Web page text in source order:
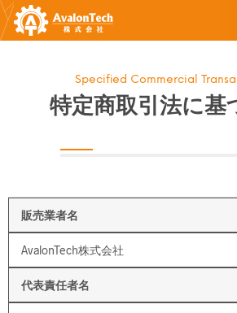
Specified Commercial
特定商取引法に基
販売業者名
AvalonTech株式会社
代表責任者名